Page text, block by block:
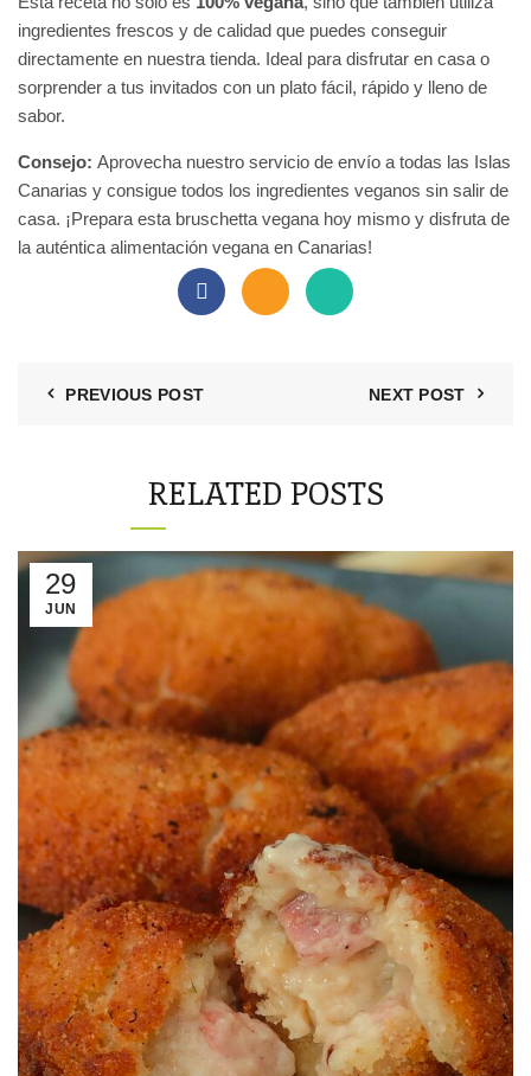
ingredientes frescos y de calidad que puedes conseguir
directamente en nuestra tienda. Ideal para disfrutar en casa o
sorprender a tus invitados con un plato fácil, rápido y lleno de
sabor.
Consejo: Aprovecha nuestro servicio de envío a todas las Islas
Canarias y consigue todos los ingredientes veganos sin salir de
casa. ¡Prepara esta bruschetta vegana hoy mismo y disfruta de
la auténtica alimentación vegana en Canarias!
PREVIOUS POST NEXT POST
RELATED POSTS
29
JUN